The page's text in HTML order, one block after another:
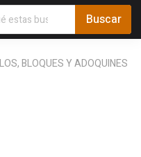
BLOQUES Y ADOQUINES